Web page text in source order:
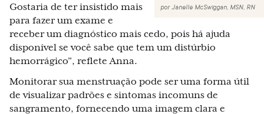
porJanelle McSwiggan, MSN, RN
Gostaria de ter insistido mais
para fazer um exame e
receber um diagnóstico mais cedo, pois há ajuda
disponível se você sabe que tem um distúrbio
hemorrágico”, reflete Anna.
Monitorar sua menstruação pode ser uma forma útil
de visualizar padrões e sintomas incomuns de
sangramento, fornecendo uma imagem clara e